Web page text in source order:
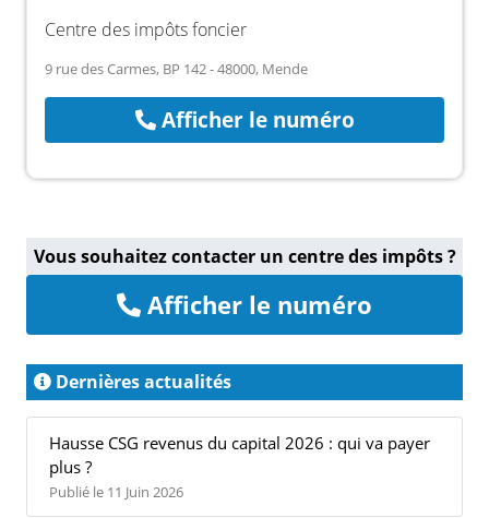
Centre des impôts foncier
9 rue des Carmes, BP 142 - 48000, Mende
Afficher le numéro
Vous souhaitez contacter un centre des impôts ?
Afficher le numéro
Dernières actualités
Hausse CSG revenus du capital 2026 : qui va payer
plus ?
Publié le 11 Juin 2026